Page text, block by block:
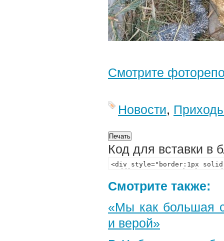
Смотрите
Новости,
Код для вставки в
Смотрите также:
«Мы как большая
и верой»